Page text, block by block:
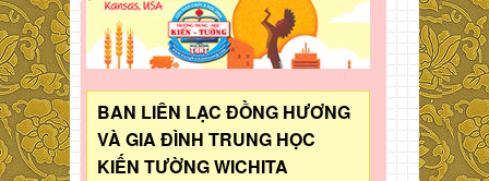
BAN LIÊN LẠC ĐỒNG HƯƠNG
VÀ GIA ĐÌNH TRUNG HỌC
KIẾN TƯỜNG WICHITA